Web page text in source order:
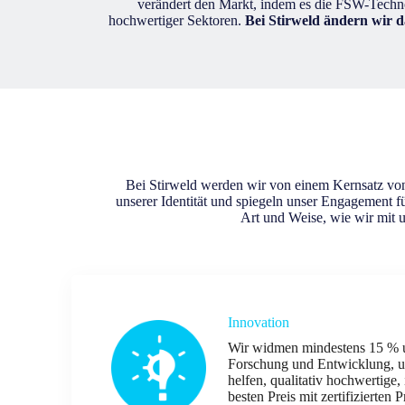
verändert den Markt, indem es die FSW-
hochwertiger Sektoren. Bei Stirweld ändern wir
Bei Stirweld werden wir von einem Kernsatz
unserer Identität und spiegeln unser
Art und Weise, wie wir mit
Innovation
Wir widmen mindestens 15 %
Forschung und Entwicklung,
helfen, qualitativ
besten Preis mit zertifizierten